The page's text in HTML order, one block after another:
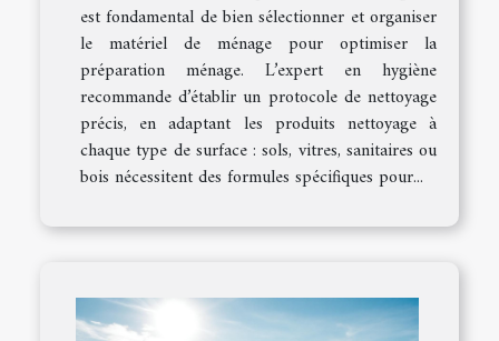
est fondamental de bien sélectionner et organiser
le matériel de ménage pour optimiser la
préparation ménage. L’expert en hygiène
recommande d’établir un protocole de nettoyage
précis, en adaptant les produits nettoyage à
chaque type de surface : sols, vitres, sanitaires ou
bois nécessitent des formules spécifiques pour...